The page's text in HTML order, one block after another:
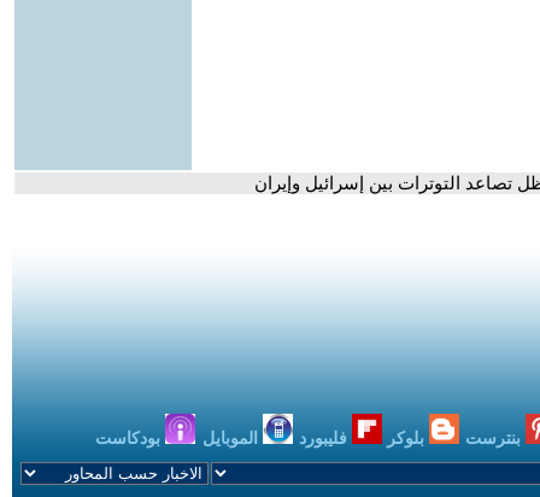
تصاعد التوترات بين إسرائيل وإيران
بنترست بلوكر فليبورد الموبايل بودكاست